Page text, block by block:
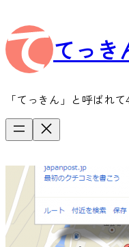
容
を
ス
ッ
てっき
「てっきん」と呼ばれ